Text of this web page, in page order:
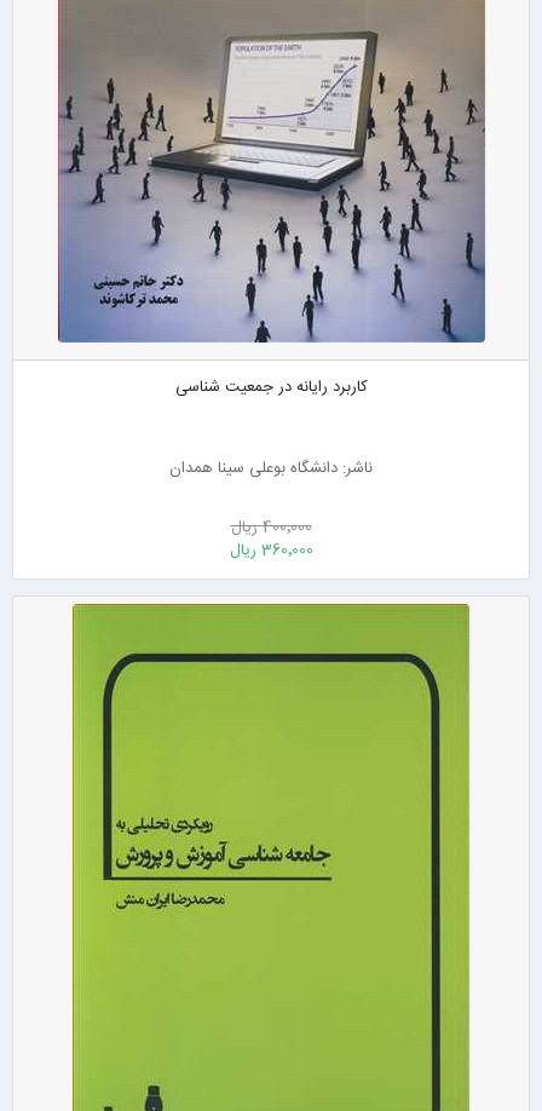
کاربرد رایانه در جمعیت شناسی
ناشر: دانشگاه بوعلی سینا همدان
400٬000 ریال
360٬000 ریال